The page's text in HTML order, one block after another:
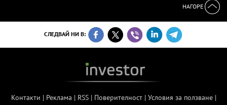
НАГОРЕ
СЛЕДВАЙ НИ В:
Контакти | Реклама | RSS| Поверителност| Условия за ползване|